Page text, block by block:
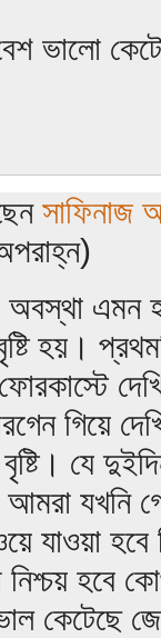
ভালো
সাফিনাজ
এমন
হয়।
গিয়ে
বৃষ্টি। যে
আমরা যখনি
যাওয়া হবে
নিশ্চয় হবে
কেটেছে